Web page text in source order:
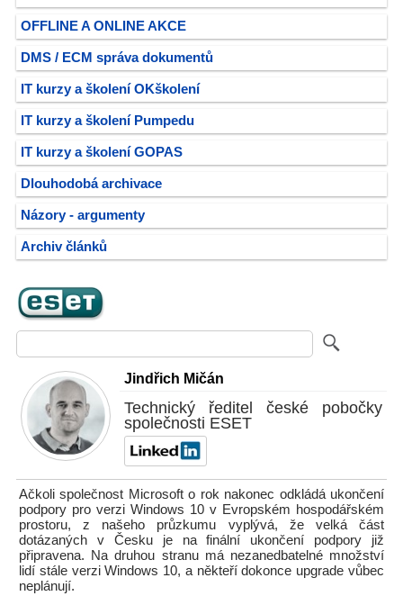
OFFLINE A ONLINE AKCE
DMS / ECM správa dokumentů
IT kurzy a školení OKškolení
IT kurzy a školení Pumpedu
IT kurzy a školení GOPAS
Dlouhodobá archivace
Názory - argumenty
Archiv článků
Jindřich Mičán
Technický ředitel české pobočky
společnosti ESET
Ačkoli společnost Microsoft o rok nakonec odkládá ukončení
podpory pro verzi Windows 10 v Evropském hospodářském
prostoru, z našeho průzkumu vyplývá, že velká část
dotázaných v Česku je na finální ukončení podpory již
připravena. Na druhou stranu má nezanedbatelné množství
lidí stále verzi Windows 10, a někteří dokonce upgrade vůbec
neplánují.